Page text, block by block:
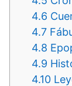
4.6
4.7
4.8
4.9
4.10